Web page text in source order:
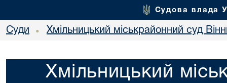
Судова влада
Суди • Хмільницький міськрайонний суд
Хмільницький